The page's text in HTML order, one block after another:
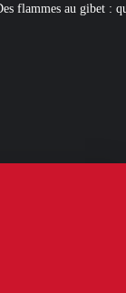
de châtiments contre